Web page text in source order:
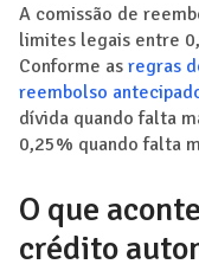
A comissão de
limites legais entre
Conforme as regras
reembolso
dívida quando falta
0,25% quando falta
O que
crédito